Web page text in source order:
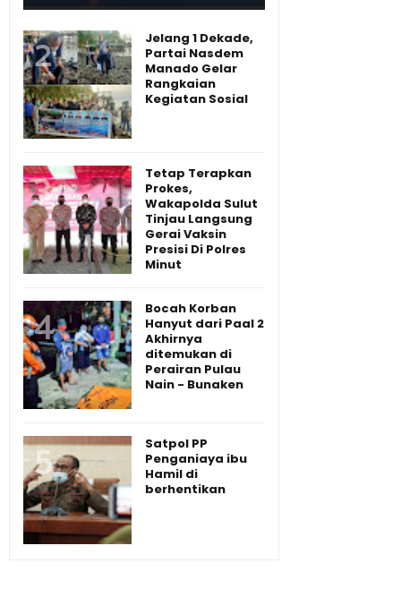
Jelang 1 Dekade,
Partai Nasdem
Manado Gelar
Rangkaian
Kegiatan Sosial
Tetap Terapkan
Prokes,
Wakapolda Sulut
Tinjau Langsung
Gerai Vaksin
Presisi Di Polres
Minut
Bocah Korban
Hanyut dari Paal 2
Akhirnya
ditemukan di
Perairan Pulau
Nain - Bunaken
Satpol PP
Penganiaya ibu
Hamil di
berhentikan